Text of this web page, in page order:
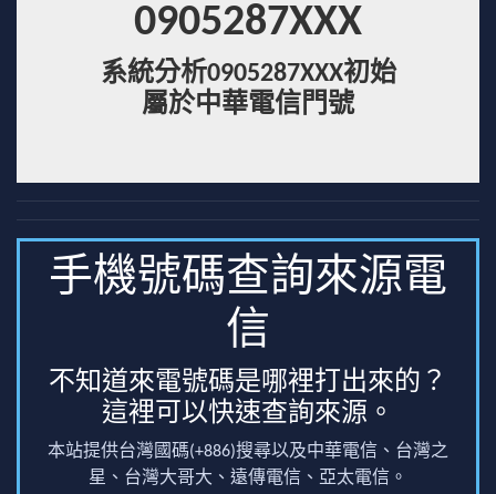
0905287XXX
系統分析0905287XXX初始
屬於中華電信門號
手機號碼查詢來源電
信
不知道來電號碼是哪裡打出來的？
這裡可以快速查詢來源。
本站提供台灣國碼(+886)搜尋以及中華電信、台灣之
星、台灣大哥大、遠傳電信、亞太電信。